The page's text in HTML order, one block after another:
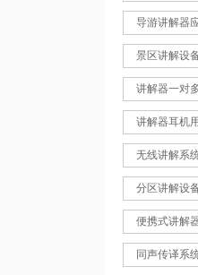
导游讲解器
景区讲解设
讲解器一对
讲解器耳机
无线讲解系
分区讲解设
便携式讲解
同声传译系